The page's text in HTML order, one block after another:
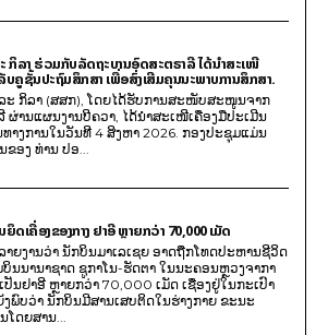
ກິລາ ຮ່ວມກັບລັດຖະບານອົດສະຕຣາລີ ໄດ້ນຳສະເໜີ
ລັບຄູຊັ້ນປະຖົມສຶກສາ ເພື່ອສົ່ງເສີມຄຸນນະພາບການສຶກສາ.
ະ ກິລາ (ສສກ), ໂດຍໄດ້ຮັບການສະໜັບສະໜູນຈາກ
ຜ່ານແຜນງານບີຄວາ, ໄດ້ນຳສະເໜີເຄື່ອງມືປະເມີນ
ທາງການໃນວັນທີ 4 ສິງຫາ 2026. ກອງປະຊຸມແມ່ນ
ອງ ທ່ານ ປອ...
ດເຄື່ອງຂອງກາງ ຢາອີ ຫຼາຍກວ່າ 70,000 ເມັດ
າຍງານວ່າ ນັກບິນມາເລເຊຍ ອາດຖືກໂທດປະຫານຊີວິດ
ນານາຊາດ ຊູກາໂນ-ຮັດຕາ ໃນນະຄອນຫຼວງຈາກາ
ປັນຢາອີ ຫຼາຍກວ່າ 70,000 ເມັດ ເຊື່ອງຢູ່ໃນກະເປົາ
ພົບວ່າ ນັກບິນມີສານເສບຕິດໃນຮ່າງກາຍ ຂະນະ
ດຍສານ...